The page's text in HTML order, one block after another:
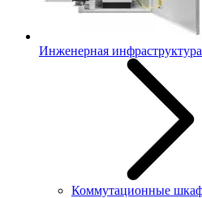
Инженерная инфраструктура
Коммутационные